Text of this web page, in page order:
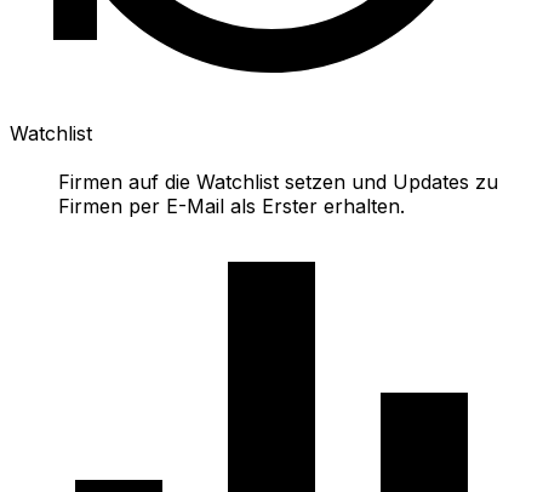
Watchlist
Firmen auf die Watchlist setzen und Updates zu
Firmen per E-Mail als Erster erhalten.